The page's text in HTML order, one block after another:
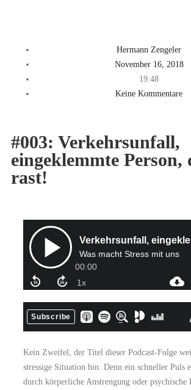
Hermann Zengeler
November 16, 2018
19:48
Keine Kommentare
#003: Verkehrsunfall,
eingeklemmte Person,
rast!
Kein Zweifel, der Titel dieser Podcast-Folge
stressige Situation hin. Denn ein schneller Puls
durch körperliche Anstrengung oder psychische